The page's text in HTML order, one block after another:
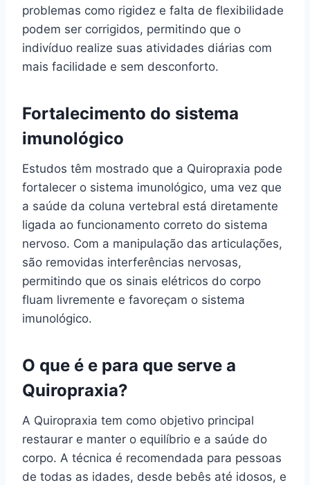
problemas como rigidez e falta de flexibilidade
podem ser corrigidos, permitindo que o
indivíduo realize suas atividades diárias com
mais facilidade e sem desconforto.
Fortalecimento do sistema
imunológico
Estudos têm mostrado que a Quiropraxia pode
fortalecer o sistema imunológico, uma vez que
a saúde da coluna vertebral está diretamente
ligada ao funcionamento correto do sistema
nervoso. Com a manipulação das articulações,
são removidas interferências nervosas,
permitindo que os sinais elétricos do corpo
fluam livremente e favoreçam o sistema
imunológico.
O que é e para que serve a
Quiropraxia?
A Quiropraxia tem como objetivo principal
restaurar e manter o equilíbrio e a saúde do
corpo. A técnica é recomendada para pessoas
de todas as idades, desde bebês até idosos, e